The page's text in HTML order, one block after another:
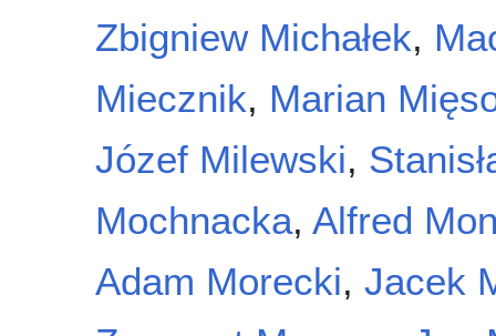
Zbigniew Michałek,
Miecznik, Marian
Józef Milewski,
Mochnacka, Alfred
Adam Morecki, Jacek